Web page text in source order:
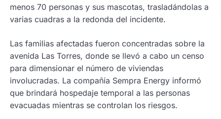
menos 70 personas y sus mascotas, trasladándolas a
varias cuadras a la redonda del incidente.
Las familias afectadas fueron concentradas sobre la
avenida Las Torres, donde se llevó a cabo un censo
para dimensionar el número de viviendas
involucradas. La compañía Sempra Energy informó
que brindará hospedaje temporal a las personas
evacuadas mientras se controlan los riesgos.